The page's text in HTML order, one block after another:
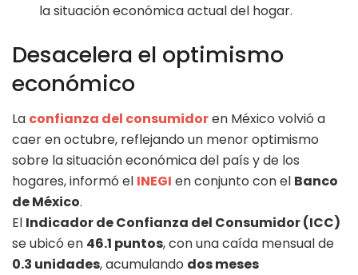
la situación económica actual del hogar.
Desacelera el optimismo
económico
La confianza del consumidoren México volvió a
caer en octubre, reflejando un menor optimismo
sobre la situación económica del país y de los
hogares, informó el INEGI en conjunto con el Banco
de México.
El Indicador de Confianza del Consumidor (ICC)
se ubicó en 46.1 puntos, con una caída mensual de
0.3 unidades, acumulando dos meses